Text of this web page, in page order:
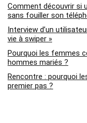
Comment découvrir si
sans fouiller son
Interview d’un
vie à swiper »
Pourquoi les femmes
hommes mariés ?
Rencontre : pourquoi
premier pas ?